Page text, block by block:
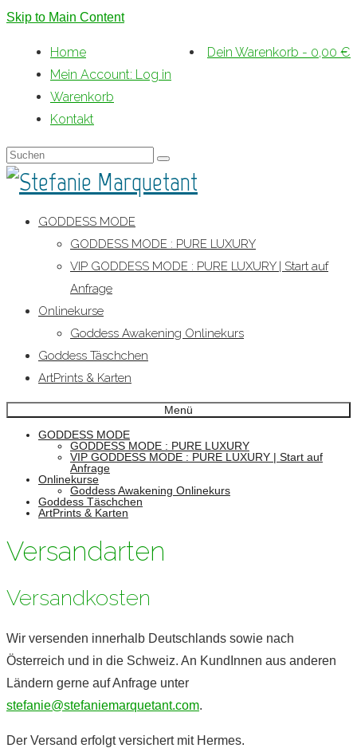
Skip to Main Content
Home
Mein Account: Log in
Warenkorb
Kontakt
Dein Warenkorb - 0,00 €
Suche
nach:
GODDESS MODE
GODDESS MODE : PURE LUXURY
VIP GODDESS MODE : PURE LUXURY | Start auf
Anfrage
Onlinekurse
Goddess Awakening Onlinekurs
Goddess Täschchen
ArtPrints & Karten
Menü
GODDESS MODE
GODDESS MODE : PURE LUXURY
VIP GODDESS MODE : PURE LUXURY | Start auf
Anfrage
Onlinekurse
Goddess Awakening Onlinekurs
Goddess Täschchen
ArtPrints & Karten
Versandarten
Versandkosten
Wir versenden innerhalb Deutschlands sowie nach
Österreich und in die Schweiz. An KundInnen aus anderen
Ländern gerne auf Anfrage unter
stefanie@stefaniemarquetant.com.
Der Versand erfolgt versichert mit Hermes.